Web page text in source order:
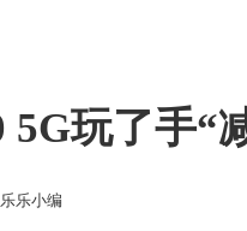
5G玩了手“
乐小编